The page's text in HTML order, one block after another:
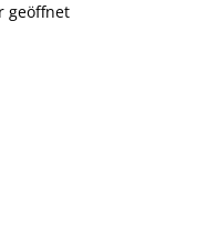
geöffnet